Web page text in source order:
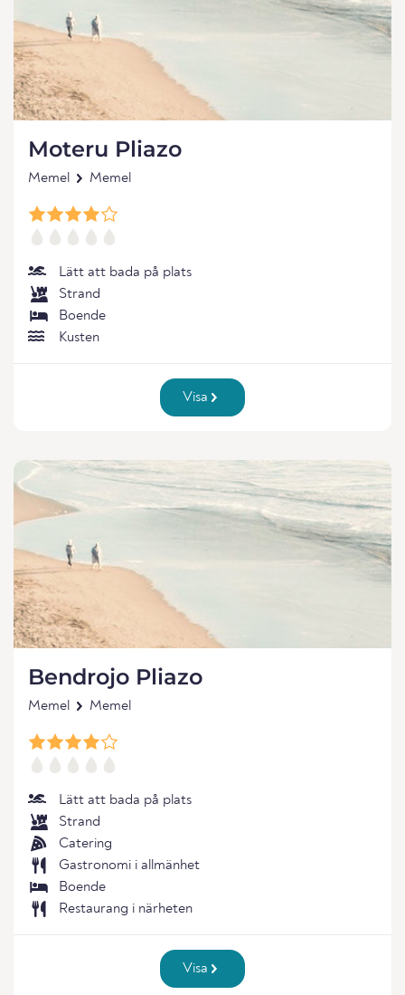
Moteru Pliazo
Memel Memel
Lätt att bada på plats
Strand
Boende
Kusten
Visa
Bendrojo Pliazo
Memel Memel
Lätt att bada på plats
Strand
Catering
Gastronomi i allmänhet
Boende
Restaurang i närheten
Visa